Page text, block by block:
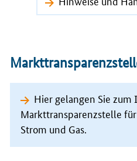
Hier gelangen Sie
Markttransparenzstelle
Strom und Gas.